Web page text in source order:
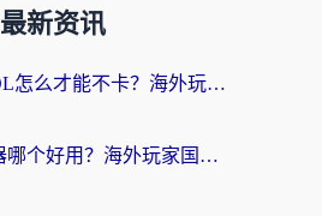
最新资讯
澳洲打逆水寒OL怎么才能不卡？海外玩家国服游戏加速终极指南（附梦幻模拟战地铁跑酷解决办法）
艾希国外加速器哪个好用？海外玩家国服游戏畅玩终极指南（附欧洲玩鸣潮街头篮球实测）